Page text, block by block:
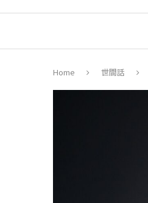
Home 世間話